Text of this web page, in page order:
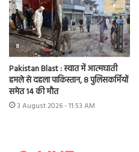
Pakistan Blast : स्वात में आत्मघाती
हमले से दहला पाकिस्तान, 8 पुलिसकर्मियों
समेत 14 की मौत
3 August 2026 - 11:53 AM